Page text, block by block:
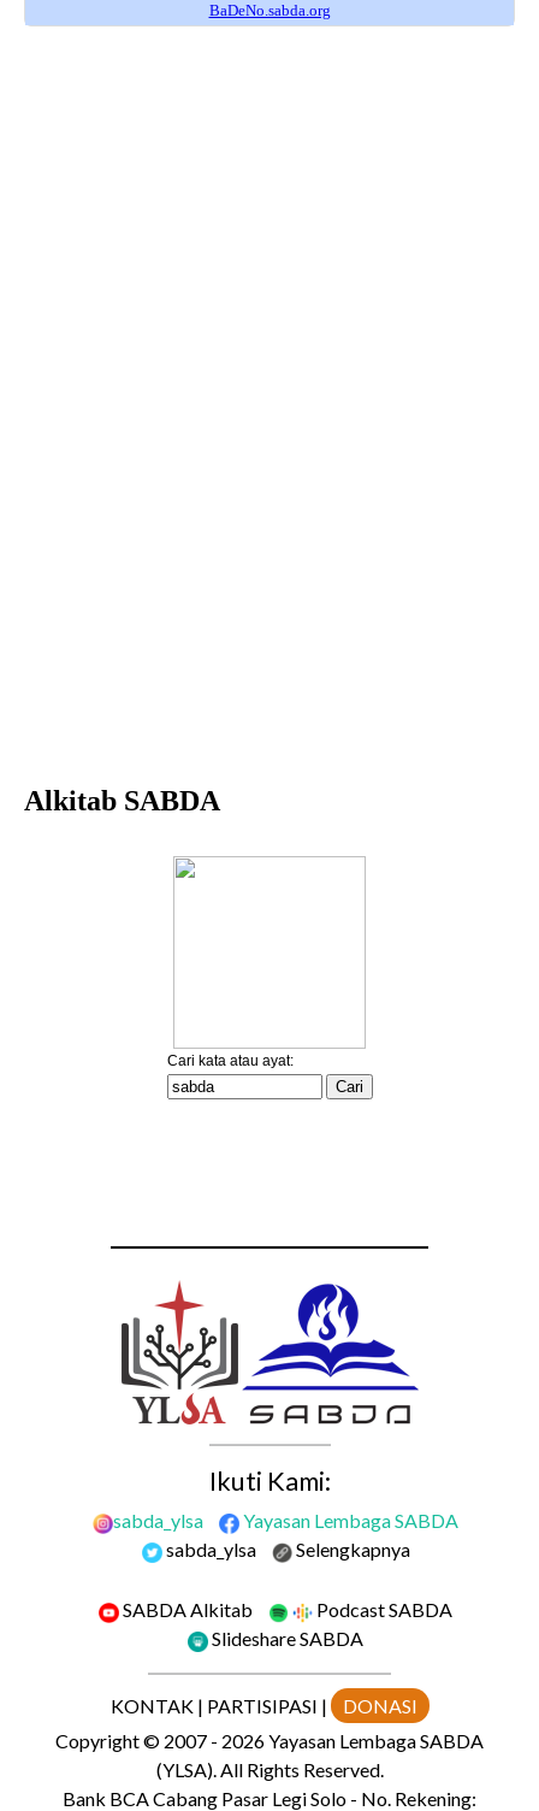
Ikuti Kami:
sabda_ylsa
Yayasan Lembaga SABDA
sabda_ylsa
Selengkapnya
SABDA Alkitab
Podcast SABDA
Slideshare SABDA
KONTAK| PARTISIPASI |
DONASI
Copyright© 2007 - 2026Yayasan Lembaga SABDA
(YLSA).All Rights Reserved.
Bank BCA Cabang Pasar Legi Solo - No. Rekening: